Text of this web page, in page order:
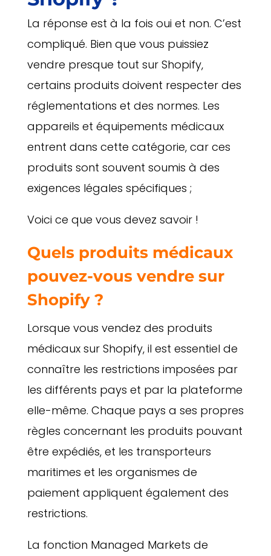
La réponse est à la fois oui et non. C’est
compliqué. Bien que vous puissiez
vendre presque tout sur Shopify,
certains produits doivent respecter des
réglementations et des normes. Les
appareils et équipements médicaux
entrent dans cette catégorie, car ces
produits sont souvent soumis à des
exigences légales spécifiques ;
Voici ce que vous devez savoir !
Quels produits médicaux
pouvez-vous vendre sur
Shopify ?
Lorsque vous vendez des produits
médicaux sur Shopify, il est essentiel de
connaître les restrictions imposées par
les différents pays et par la plateforme
elle-même. Chaque pays a ses propres
règles concernant les produits pouvant
être expédiés, et les transporteurs
maritimes et les organismes de
paiement appliquent également des
restrictions.
La fonction Managed Markets de